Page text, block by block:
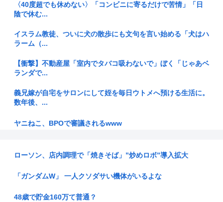
〈40度超でも休めない〉「コンビニに寄るだけで苦情」「日
陰で休む...
イスラム教徒、ついに犬の散歩にも文句を言い始める「犬はハ
ラーム（...
【衝撃】不動産屋「室内でタバコ吸わないで」ぼく「じゃあベ
ランダで...
義兄嫁が自宅をサロンにして姪を毎日ウトメへ預ける生活に。
数年後、...
ヤニねこ、BPOで審議されるwww
BGMなど...
ローソン、店内調理で「焼きそば」”炒めロボ”導入拡大
「ガンダムW」 一人クソダサい機体がいるよな
48歳で貯金160万て普通？